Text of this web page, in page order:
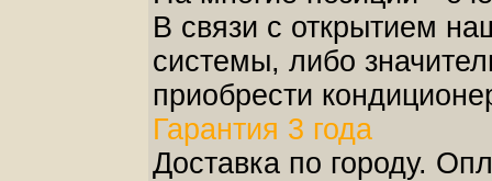
В связи с открытием
системы, либо
приобрести
Гарантия 3 года
Доставка по городу.